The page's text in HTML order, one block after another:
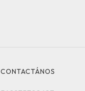
CONTACTÁNOS